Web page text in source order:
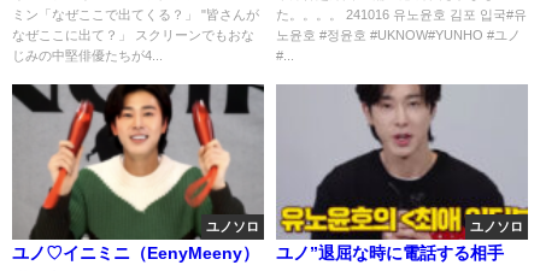
ミン「なぜここで出てくる？」 "皆さんが
なぜここに出て？」 スクリーンでもおな
じみの中堅俳優たちが4...
た。。。。 241016 유노윤호 김포 입국#유
노윤호 #정윤호 #UKNOW#YUNHO #ユノ
#...
ユノソロ
ユノ♡イニミニ（EenyMeeny）
ユノソロ
ユノ”退屈な時に電話する相手